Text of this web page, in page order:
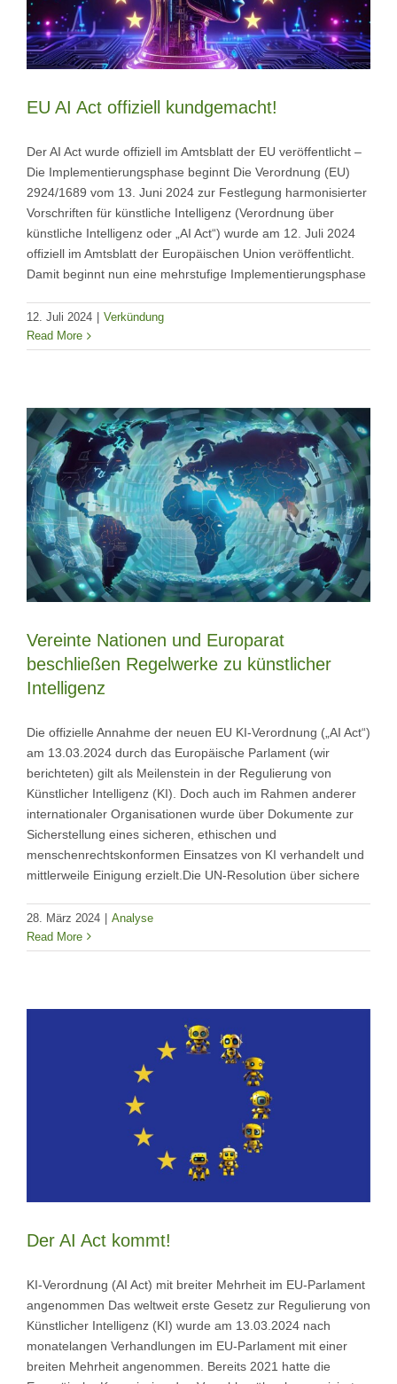
EU AI Act offiziell kundgemacht!
Der AI Act wurde offiziell im Amtsblatt der EU veröffentlicht –
Die Implementierungsphase beginnt Die Verordnung (EU)
2924/1689 vom 13. Juni 2024 zur Festlegung harmonisierter
Vorschriften für künstliche Intelligenz (Verordnung über
künstliche Intelligenz oder „AI Act“) wurde am 12. Juli 2024
offiziell im Amtsblatt der Europäischen Union veröffentlicht.
Damit beginnt nun eine mehrstufige Implementierungsphase
12. Juli 2024
Verkündung
Read More
Vereinte Nationen und Europarat
beschließen Regelwerke zu künstlicher
Intelligenz
Die offizielle Annahme der neuen EU KI-Verordnung („AI Act“)
am 13.03.2024 durch das Europäische Parlament (wir
berichteten) gilt als Meilenstein in der Regulierung von
Künstlicher Intelligenz (KI). Doch auch im Rahmen anderer
internationaler Organisationen wurde über Dokumente zur
Sicherstellung eines sicheren, ethischen und
menschenrechtskonformen Einsatzes von KI verhandelt und
mittlerweile Einigung erzielt.Die UN-Resolution über sichere
28. März 2024 | Analyse
Read More
Der AI Act kommt!
KI-Verordnung (AI Act) mit breiter Mehrheit im EU-Parlament
angenommen Das weltweit erste Gesetz zur Regulierung von
Künstlicher Intelligenz (KI) wurde am 13.03.2024 nach
monatelangen Verhandlungen im EU-Parlament mit einer
breiten Mehrheit angenommen. Bereits 2021 hatte die